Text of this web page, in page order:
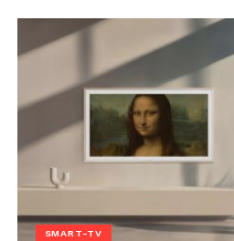
SMART-TV